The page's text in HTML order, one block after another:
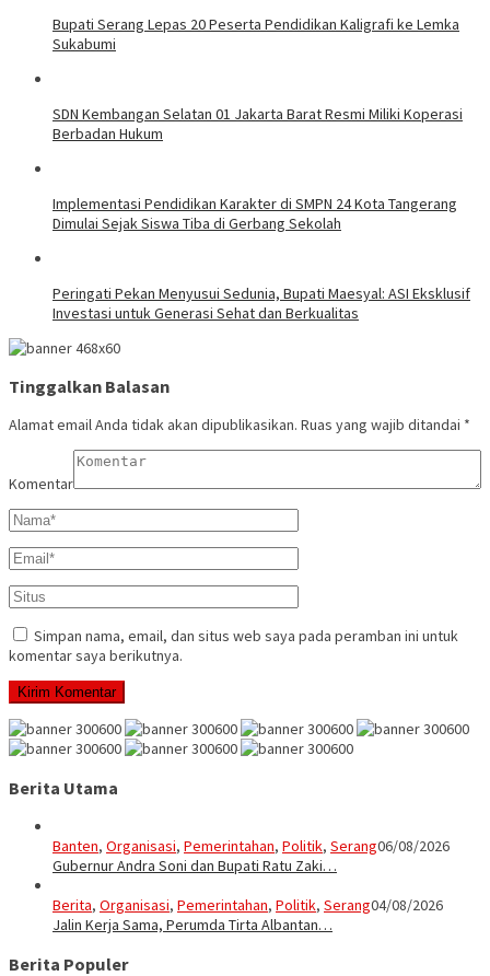
Bupati Serang Lepas 20 Peserta Pendidikan Kaligrafi ke Lemka
Sukabumi
SDN Kembangan Selatan 01 Jakarta Barat Resmi Miliki Koperasi
Berbadan Hukum
Implementasi Pendidikan Karakter di SMPN 24 Kota Tangerang
Dimulai Sejak Siswa Tiba di Gerbang Sekolah
Peringati Pekan Menyusui Sedunia, Bupati Maesyal: ASI Eksklusif
Investasi untuk Generasi Sehat dan Berkualitas
Tinggalkan Balasan
Alamat email Anda tidak akan dipublikasikan. Ruas yang wajib ditandai *
Komentar
Simpan nama, email, dan situs web saya pada peramban ini untuk
komentar saya berikutnya.
Berita Utama
Banten, Organisasi, Pemerintahan, Politik, Serang06/08/2026
Gubernur Andra Soni dan Bupati Ratu Zaki…
Berita, Organisasi, Pemerintahan, Politik, Serang04/08/2026
Jalin Kerja Sama, Perumda Tirta Albantan…
Berita Populer